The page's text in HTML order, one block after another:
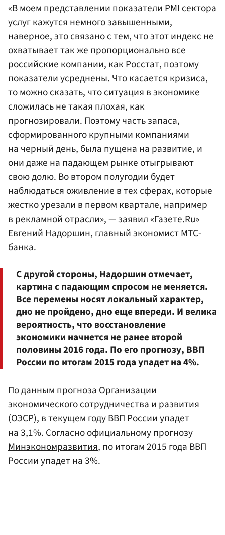
«В моем представлении показатели PMI сектора
услуг кажутся немного завышенными,
наверное, это связано с тем, что этот индекс не
охватывает так же пропорционально все
российские компании, как Росстат, поэтому
показатели усреднены. Что касается кризиса,
то можно сказать, что ситуация в экономике
сложилась не такая плохая, как
прогнозировали. Поэтому часть запаса,
сформированного крупными компаниями
на черный день, была пущена на развитие, и
они даже на падающем рынке отыгрывают
свою долю. Во втором полугодии будет
наблюдаться оживление в тех сферах, которые
жестко урезали в первом квартале, например
в рекламной отрасли», — заявил «Газете.Ru»
Евгений Надоршин, главный экономистМТС-
банка.
С другой стороны, Надоршин отмечает,
картина с падающим спросом не меняется.
Все перемены носят локальный характер,
дно не пройдено, дно еще впереди. И велика
вероятность, что восстановление
экономики начнется не ранее второй
половины 2016 года. По его прогнозу, ВВП
России по итогам 2015 года упадет на 4%.
По данным прогноза Организации
экономического сотрудничества и развития
(ОЭСР), в текущем году ВВП России упадет
на 3,1%. Согласно официальному прогнозу
Минэкономразвития, по итогам 2015 года ВВП
России упадет на 3%.